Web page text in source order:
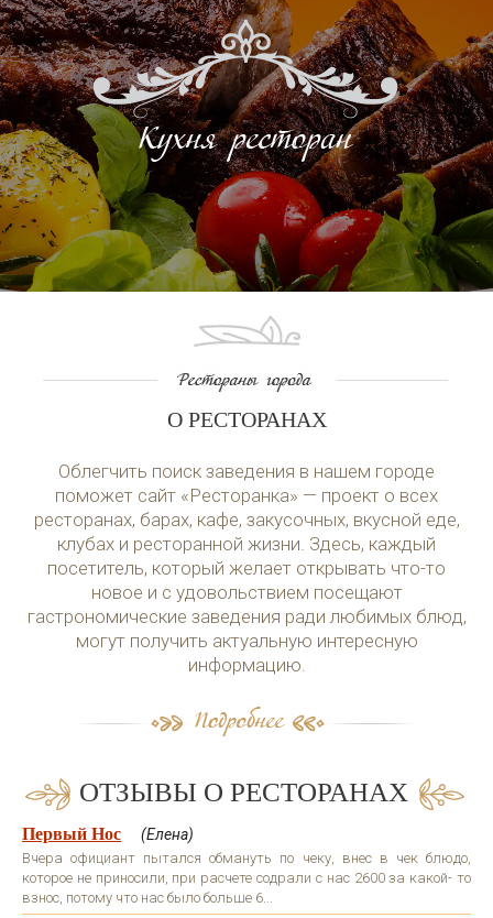
О РЕСТОРАНАХ
Облегчить поиск заведения в нашем городе
поможет сайт «Ресторанка» — проект о всех
ресторанах, барах, кафе, закусочных, вкусной еде,
клубах и ресторанной жизни. Здесь, каждый
посетитель, который желает открывать что-то
новое и с удовольствием посещают
гастрономические заведения ради любимых блюд,
могут получить актуальную интересную
информацию.
ОТЗЫВЫ О РЕСТОРАНАХ
Первый Нос (Елена)
Вчера официант пытался обмануть по чеку, внес в чек блюдо,
которое не приносили, при расчете содрали с нас 2600 за какой- то
взнос, потому что нас было больше 6...